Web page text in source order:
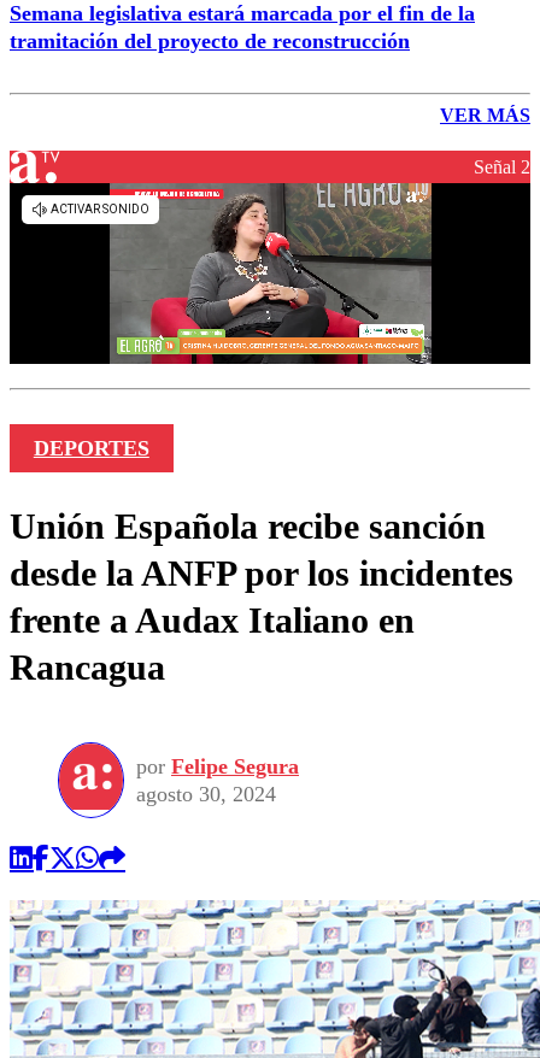
Semana legislativa estará marcada por el fin de la
tramitación del proyecto de reconstrucción
VER MÁS
Señal 2
DEPORTES
Unión Española recibe sanción
desde la ANFP por los incidentes
frente a Audax Italiano en
Rancagua
por Felipe Segura
agosto 30, 2024